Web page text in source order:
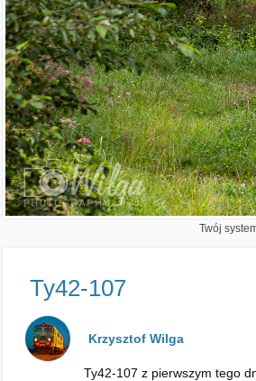
Twój
Ty42-107
Krzysztof Wilga
Ty42-107 z pierwszym tego